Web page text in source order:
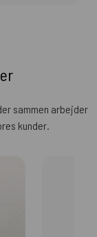
sammen arbejder
kunder.